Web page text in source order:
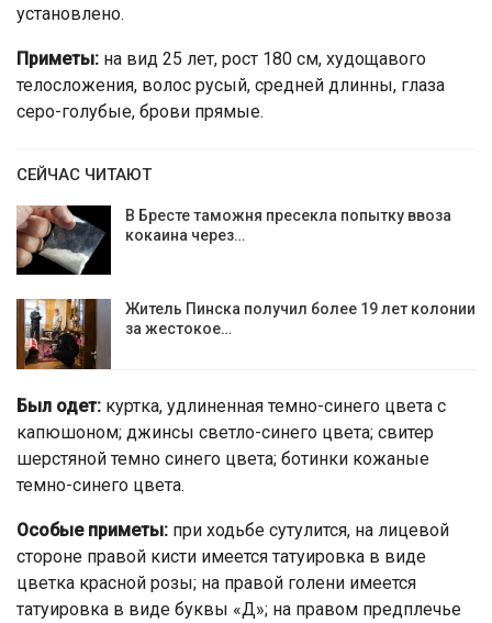
установлено.
Приметы: на вид 25 лет, рост 180 см, худощавого
телосложения, волос русый, средней длинны, глаза
серо-голубые, брови прямые.
СЕЙЧАС ЧИТАЮТ
В Бресте таможня пресекла попытку ввоза
кокаина через…
Житель Пинска получил более 19 лет колонии
за жестокое…
Был одет: куртка, удлиненная темно-синего цвета с
капюшоном; джинсы светло-синего цвета; свитер
шерстяной темно синего цвета; ботинки кожаные
темно-синего цвета.
Особые приметы: при ходьбе сутулится, на лицевой
стороне правой кисти имеется татуировка в виде
цветка красной розы; на правой голени имеется
татуировка в виде буквы «Д»; на правом предплечье